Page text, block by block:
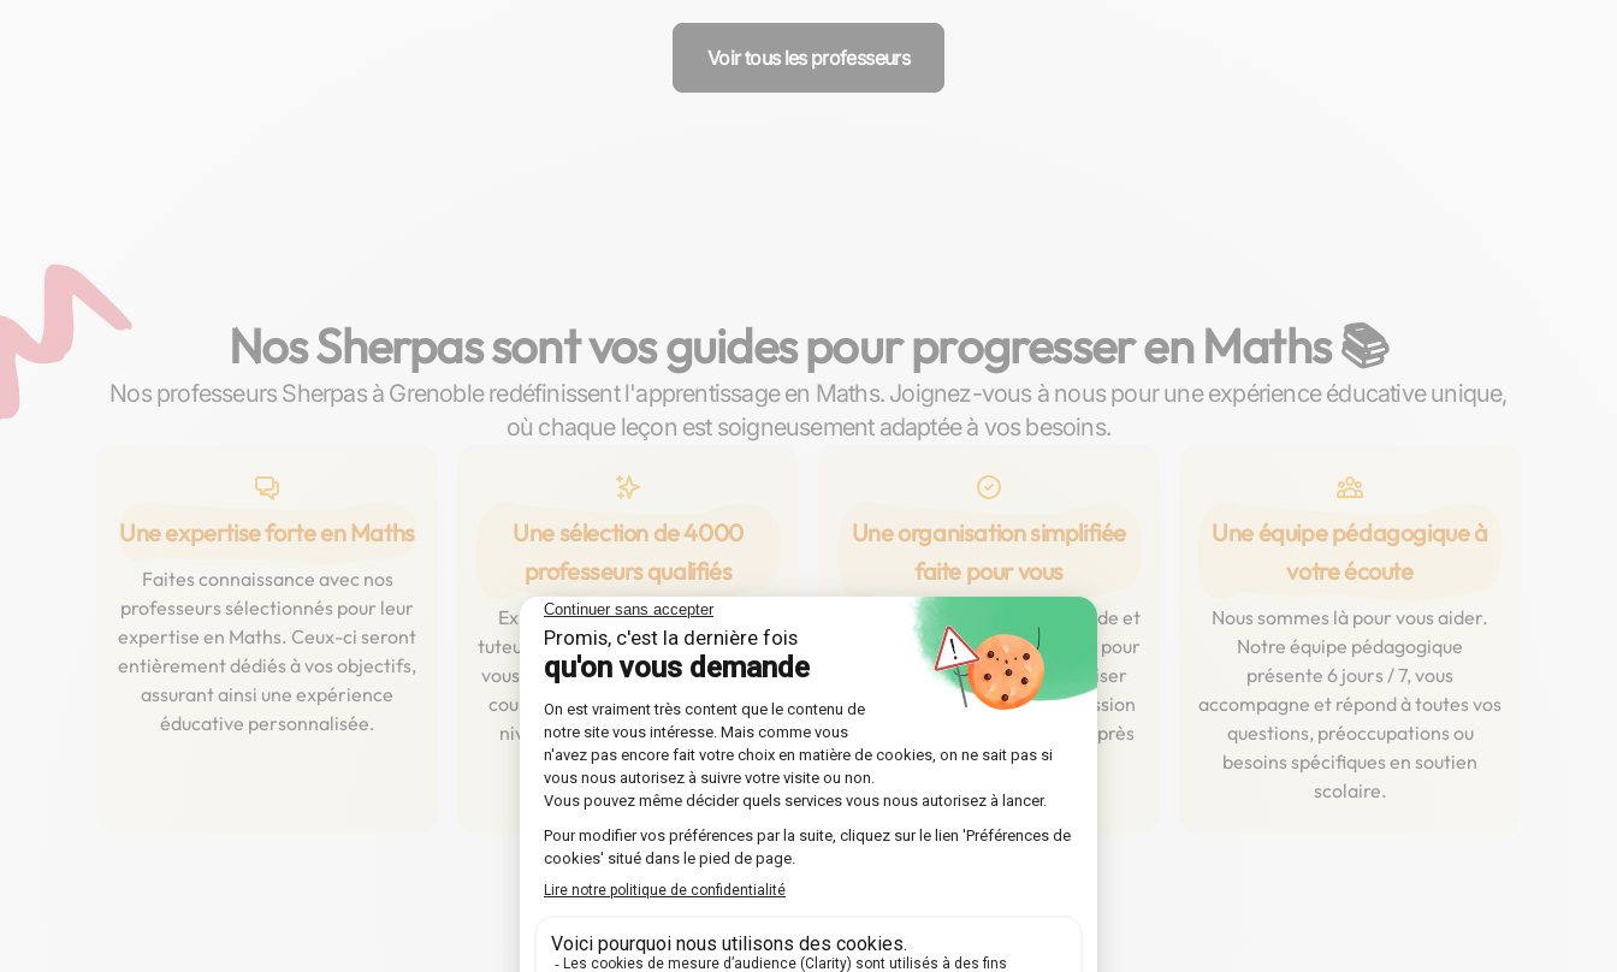
Voir tous les professeurs
Nos Sherpas sont vos guides pour progresser en Maths 📚
Nos professeurs Sherpas à Grenoble redéfinissent l'apprentissage en Maths. Joignez-vous à nous pour une expérience éducative unique,
où chaque leçon est soigneusement adaptée à vos besoins.
Une expertise forte en Maths
Faites connaissance avec nos
professeurs sélectionnés pour leur
expertise en Maths. Ceux-ci seront
entièrement dédiés à vos objectifs,
assurant ainsi une expérience
éducative personnalisée.
Une sélection de 4000
professeurs qualifiés
Explorez notre vaste réseau du
tuteurs qualifiés à Grenoble, prêts à
vous guider en Maths à travers des
cours personnalisés pour tous les
niveaux : collège, lycée, prépa,
université.
Une organisation simplifiée
faite pour vous
Profitez d'une organisation fluide et
efficace, conçue spécialement pour
vous permettre de vous focaliser
entièrement sur votre progression
en Maths. Au choix, des cours près
de chez vous ou en ligne.
Une équipe pédagogique à
votre écoute
Nous sommes là pour vous aider.
Notre équipe pédagogique
présente 6 jours / 7, vous
accompagne et répond à toutes vos
questions, préoccupations ou
besoins spécifiques en soutien
scolaire.